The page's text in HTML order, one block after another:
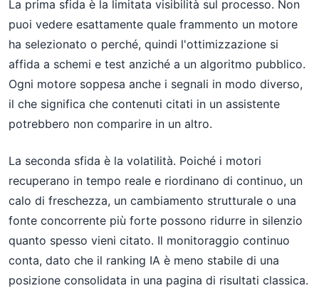
La prima sfida è la limitata visibilità sul processo. Non
puoi vedere esattamente quale frammento un motore
ha selezionato o perché, quindi l'ottimizzazione si
affida a schemi e test anziché a un algoritmo pubblico.
Ogni motore soppesa anche i segnali in modo diverso,
il che significa che contenuti citati in un assistente
potrebbero non comparire in un altro.
La seconda sfida è la volatilità. Poiché i motori
recuperano in tempo reale e riordinano di continuo, un
calo di freschezza, un cambiamento strutturale o una
fonte concorrente più forte possono ridurre in silenzio
quanto spesso vieni citato. Il monitoraggio continuo
conta, dato che il ranking IA è meno stabile di una
posizione consolidata in una pagina di risultati classica.